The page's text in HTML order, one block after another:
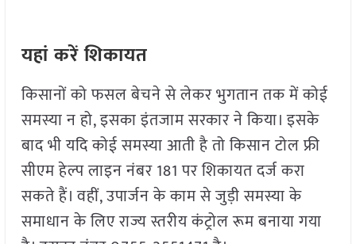
यहां करें शिकायत
किसानों को फसल बेचने से लेकर भुगतान तक में कोई
समस्या न हो, इसका इंतजाम सरकार ने किया। इसके
बाद भी यदि कोई समस्या आती है तो किसान टोल फ्री
सीएम हेल्प लाइन नंबर 181 पर शिकायत दर्ज करा
सकते हैं। वहीं, उपार्जन के काम से जुड़ी समस्या के
समाधान के लिए राज्य स्तरीय कंट्रोल रूम बनाया गया